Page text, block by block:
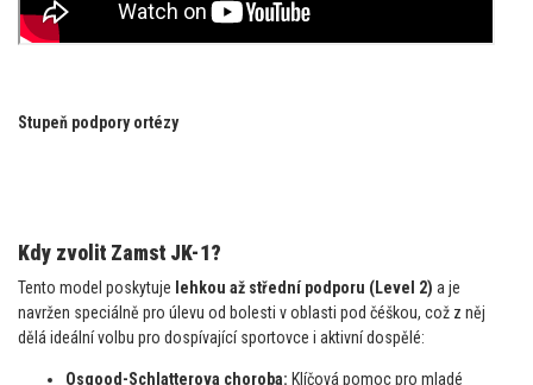
Stupeň podpory ortézy
Kdy zvolit Zamst JK-1?
Tento model poskytuje lehkou až střední podporu (Level 2) a je
navržen speciálně pro úlevu od bolesti v oblasti pod čéškou, což z něj
dělá ideální volbu pro dospívající sportovce i aktivní dospělé:
Osgood-Schlatterova choroba: Klíčová pomoc pro mladé